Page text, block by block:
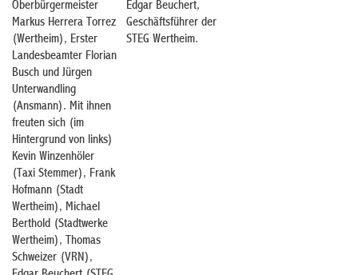
Oberbürgermeister
Markus Herrera Torrez
(Wertheim), Erster
Landesbeamter Florian
Busch und Jürgen
Unterwandling
(Ansmann). Mit ihnen
freuten sich (im
Hintergrund von links)
Kevin Winzenhöler
(Taxi Stemmer), Frank
Hofmann (Stadt
Wertheim), Michael
Berthold (Stadtwerke
Wertheim), Thomas
Schweizer (VRN),
Edgar Beuchert,
Geschäftsführer der
STEG Wertheim.